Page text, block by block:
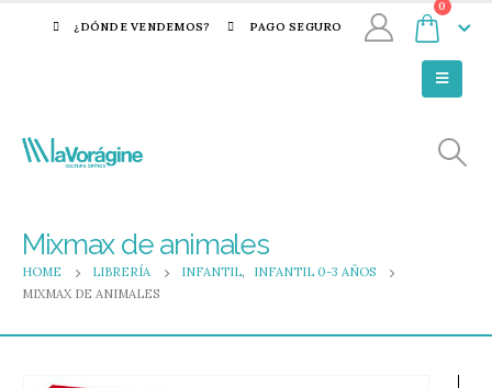
¿DÓNDE VENDEMOS? PAGO SEGURO
0
Mixmax de animales
HOME LIBRERÍA INFANTIL,
INFANTIL 0-3 AÑOS
MIXMAX DE ANIMALES